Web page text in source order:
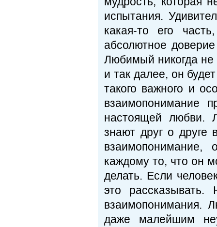
испытания.
какая-то его
абсолютное
Любимый никогда не
и так далее, он
такого важного и
взаимопонимание
настоящей любви.
знают друг о друге
каждому то, что он
делать. Если
это
взаимопонимания.
даже малейшим